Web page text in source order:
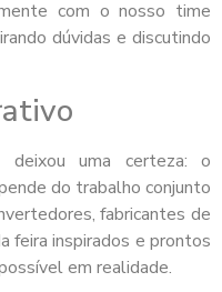
com o nosso time
dúvidas e discutindo
uma certeza: o
do trabalho conjunto
fabricantes de
feira inspirados e prontos
em realidade.